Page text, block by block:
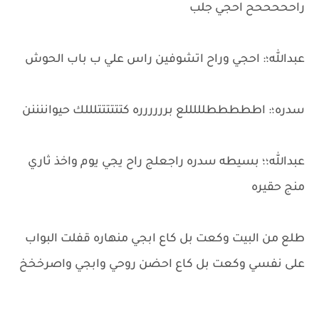
راحححححح احجي جلب
عبدالله؛: احجي وراح اتشوفين راس علي ب باب الحوش
سدره؛: اطططططلللللع برررررره كتتتتتتلللك حيواننننن
عبدالله؛؛ بسيطه سدره راجعلج راح يجي يوم واخذ ثاري
منج حقيره
طلع من البيت وكعت بل كاع ابجي منهاره قفلت البواب
على نفسي وكعت بل كاع احضن روحي وابجي واصرخخخ